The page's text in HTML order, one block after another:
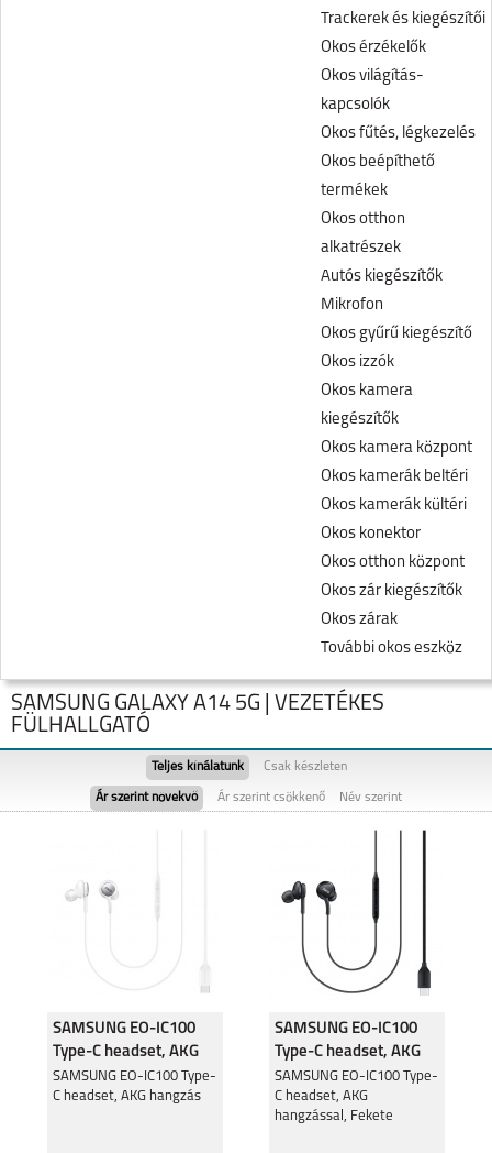
Trackerek és kiegészítői
Okos érzékelők
Okos világítás-
kapcsolók
Okos fűtés, légkezelés
Okos beépíthető
termékek
Okos otthon
alkatrészek
Autós kiegészítők
Mikrofon
Okos gyűrű kiegészítő
Okos izzók
Okos kamera
kiegészítők
Okos kamera központ
Okos kamerák beltéri
Okos kamerák kültéri
Okos konektor
Okos otthon központ
Okos zár kiegészítők
Okos zárak
További okos eszköz
SAMSUNG GALAXY
FOLD8
SAMSUNG GALAXY
SAMSUNG GALAXY
SAMSUNG GALAXY A14 5G | VEZETÉKES
FÜLHALLGATÓ
Teljes kínálatunk Csak készleten
Ár szerint növekvő Ár szerint csökkenő Név szerint
SAMSUNG EO-IC100
Type-C headset, AKG
hangzással, Fehér
SAMSUNG EO-IC100 Type-
C headset, AKG hangzás
SAMSUNG EO-IC100
Type-C headset, AKG
hangzással, Fekete
SAMSUNG EO-IC100 Type-
C headset, AKG
hangzással, Fekete